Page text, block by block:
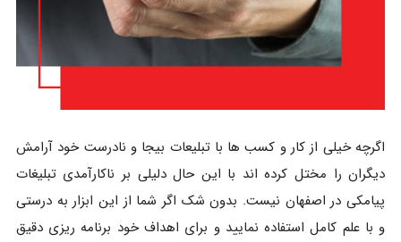
اگرچه خیلی از کار و کسب ها با تبلیعات بیجا و نادرست خود آرامش
دیگران را مختل کرده اند با این حال دلیلی بر ناکارآمدی تبلیغات
پیامکی در اصفهان نیست. بدون شک اگر شما از این ابزار به درستی
و با علم کامل استفاده نمایید و برای اهداف خود برنامه ریزی دقیق